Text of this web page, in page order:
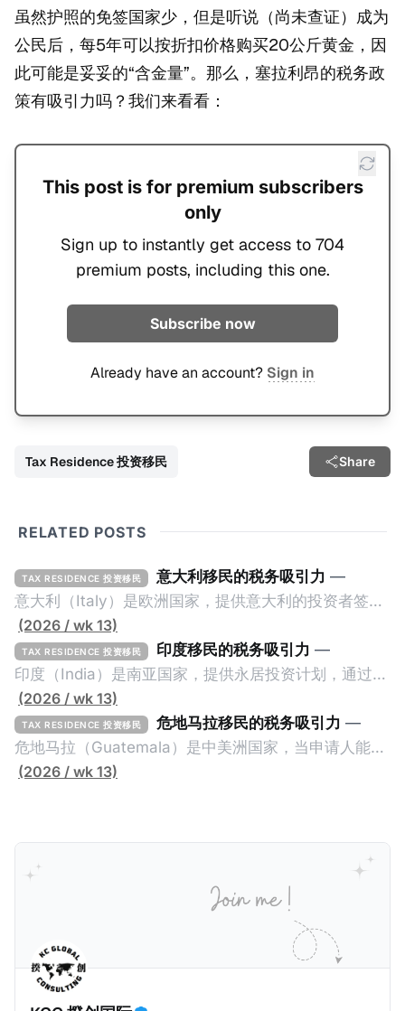
虽然护照的免签国家少，但是听说（尚未查证）成为
公民后，每5年可以按折扣价格购买20公斤黄金，因
此可能是妥妥的“含金量”。那么，塞拉利昂的税务政
策有吸引力吗？我们来看看：
This post is for premium subscribers
only
Sign up to instantly get access to 704
premium posts, including this one.
Subscribe now
Already have an account? Sign in
Tax Residence 投资移民 Share
RELATED POSTS
TAX RESIDENCE 投资移民 意大利移民的税务吸引力 —
意大利（Italy）是欧洲国家，提供意大利的投资者签证
计划。申请人必须满足至少以下一项标准才能获得两年
投资者签证： * 投资200万欧元意大利政府债券； * 投
资50万欧元意大利股票； * 投资25万欧元于创新初创
企业；或 * 向意大利公共利益项目捐赠100万欧元。 当
投资者在居留许可证有效期的两年内保持投资，则可以
在居留证到期日前至少60天申请续签3年。当投资者经
过五年的实际居留（每年在意大利停留270天），申请
吸引力吗？我们来看看：
(2026 / wk 13)
TAX RESIDENCE 投资移民 印度移民的税务吸引力 —
印度（India）是南亚国家，提供永居投资计划，通过满
足特定的标准获得居留权。印度的永居投资计划要求申
请人透过外国直接投资（FDI）途径投资印度： * 申请
人必须在18个月内投资至少1亿卢比（约合773万人民
币）或36个月内投资至少2.5亿卢比（约合1933万人民
的财务能力和专业知识； * 申请人必须在印度就业务注
册公司，并提供公司注册证书和注册企业的介绍/支持信
并提供有关投资将如何为印度经济做出贡献的详细计
申请。申请人在印度居住共12年后有资格申请印度公民
身份，包括在申请前连续居住11年，短暂缺席的少数例
(2026 / wk 13)
TAX RESIDENCE 投资移民 危地马拉移民的税务吸引力 —
危地马拉（Guatemala）是中美洲国家，当申请人能够
证明被动收入或养老金收入，那么可以申请永久居留计
增加300美元（折合约人民币2千）。 申请人提交材料
包括：申请表、护照、无犯罪证明，以及最后一次进入
危地马拉的证明，且材料必须公证并翻译成西班牙语。
在危地马拉居住至少五年、具备流利西班牙语、对当地
历史文化有认识，就可以入籍成为危地马拉公民。 那
么，危地马拉的税务政策有吸引力吗？我们来看看：
(2026 / wk 13)